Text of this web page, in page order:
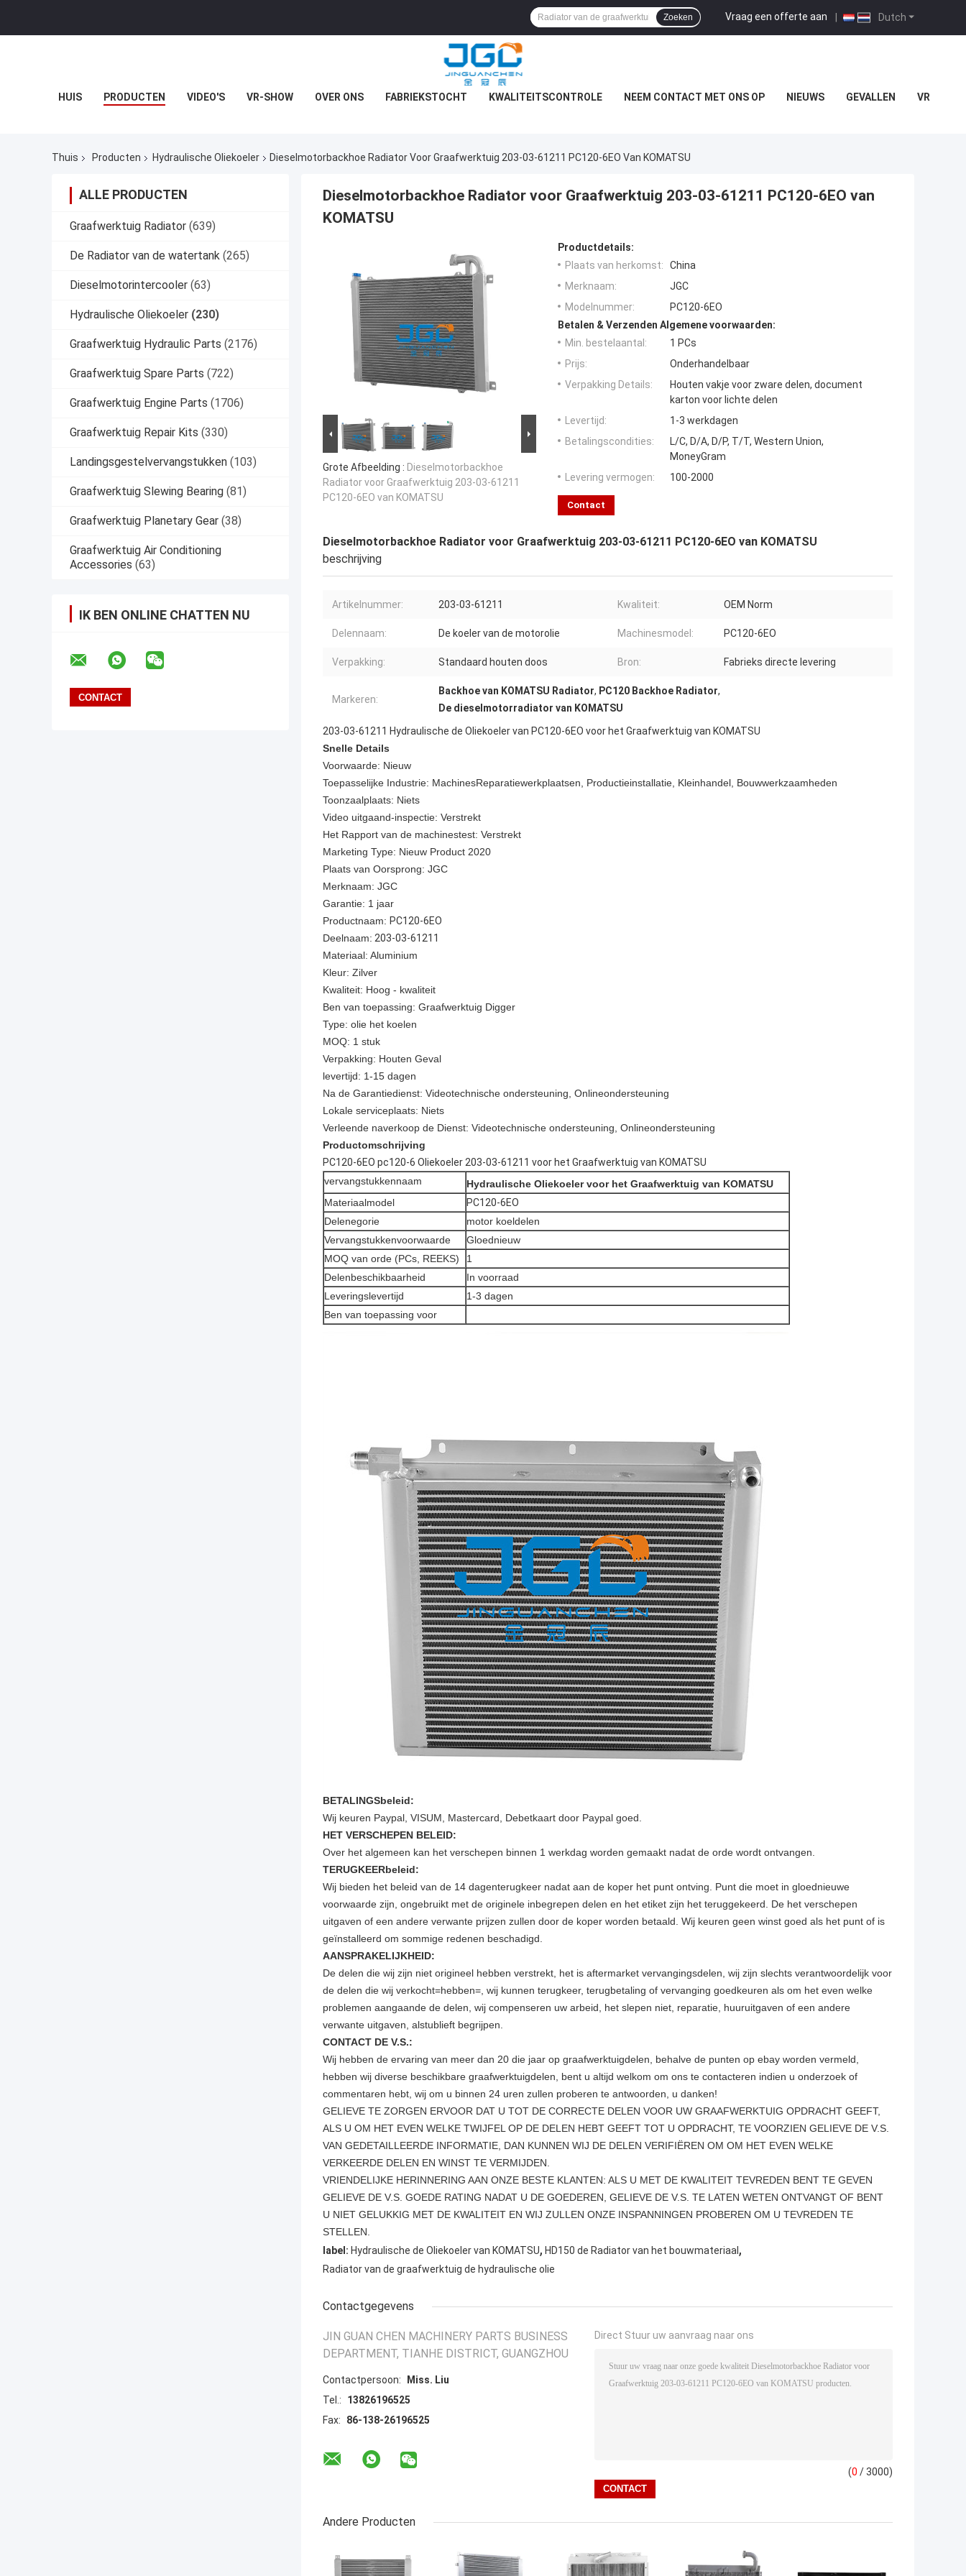
Dutch
Vraag een offerte aan |
Zoeken
HUIS PRODUCTEN VIDEO'S VR-SHOW OVER ONS FABRIEKSTOCHT KWALITEITSCONTROLE NEEM CONTACT MET ONS OP NIEUWS GEVALLEN VR
Thuis Producten Hydraulische Oliekoeler Dieselmotorbackhoe Radiator Voor Graafwerktuig 203-03-61211 PC120-6EO Van KOMATSU
ALLE PRODUCTEN
Graafwerktuig Radiator (639)
De Radiator van de watertank (265)
Dieselmotorintercooler (63)
Hydraulische Oliekoeler (230)
Graafwerktuig Hydraulic Parts (2176)
Graafwerktuig Spare Parts (722)
Graafwerktuig Engine Parts (1706)
Graafwerktuig Repair Kits (330)
Landingsgestelvervangstukken (103)
Graafwerktuig Slewing Bearing (81)
Graafwerktuig Planetary Gear (38)
Graafwerktuig Air Conditioning
Accessories (63)
IK BEN ONLINE CHATTEN NU
Dieselmotorbackhoe Radiator voor Graafwerktuig 203-03-61211 PC120-6EO van
KOMATSU
Grote Afbeelding : Dieselmotorbackhoe
Radiator voor Graafwerktuig 203-03-61211
PC120-6EO van KOMATSU
Productdetails:
Plaats van herkomst:
China
Merknaam:
JGC
Modelnummer:
PC120-6EO
Betalen & Verzenden Algemene voorwaarden:
Min. bestelaantal:
1 PCs
Prijs:
Onderhandelbaar
Verpakking Details:
Houten vakje voor zware delen, document
karton voor lichte delen
Levertijd:
1-3 werkdagen
Betalingscondities:
L/C, D/A, D/P, T/T, Western Union,
MoneyGram
Levering vermogen:
100-2000
Contact
Dieselmotorbackhoe Radiator voor Graafwerktuig 203-03-61211 PC120-6EO van KOMATSU
beschrijving
Artikelnummer: 203-03-61211 Kwaliteit: OEM Norm
Delennaam: De koeler van de motorolie Machinesmodel: PC120-6EO
Verpakking: Standaard houten doos Bron: Fabrieks directe levering
Markeren:
Backhoe van KOMATSU Radiator, PC120 Backhoe Radiator,
De dieselmotorradiator van KOMATSU
203-03-61211 Hydraulische de Oliekoeler van PC120-6EO voor het Graafwerktuig van KOMATSU
Snelle Details
Voorwaarde: Nieuw
Toepasselijke Industrie: MachinesReparatiewerkplaatsen, Productieinstallatie, Kleinhandel, Bouwwerkzaamheden
Toonzaalplaats: Niets
Video uitgaand-inspectie: Verstrekt
Het Rapport van de machinestest: Verstrekt
Marketing Type: Nieuw Product 2020
Plaats van Oorsprong: JGC
Merknaam: JGC
Garantie: 1 jaar
Productnaam: PC120-6EO
Deelnaam: 203-03-61211
Materiaal: Aluminium
Kleur: Zilver
Kwaliteit: Hoog - kwaliteit
Ben van toepassing: Graafwerktuig Digger
Type: olie het koelen
MOQ: 1 stuk
Verpakking: Houten Geval
levertijd: 1-15 dagen
Na de Garantiedienst: Videotechnische ondersteuning, Onlineondersteuning
Lokale serviceplaats: Niets
Verleende naverkoop de Dienst: Videotechnische ondersteuning, Onlineondersteuning
Productomschrijving
PC120-6EO pc120-6 Oliekoeler 203-03-61211 voor het Graafwerktuig van KOMATSU
vervangstukkennaam
Hydraulische Oliekoeler voor het Graafwerktuig van KOMATSU
Materiaalmodel
PC120-6EO
Delenegorie
motor koeldelen
Vervangstukkenvoorwaarde
Gloednieuw
MOQ van orde (PCs, REEKS)
1
Delenbeschikbaarheid
In voorraad
Leveringslevertijd
1-3 dagen
Ben van toepassing voor
BETALINGSbeleid:
Wij keuren Paypal, VISUM, Mastercard, Debetkaart door Paypal goed.
HET VERSCHEPEN BELEID:
Over het algemeen kan het verschepen binnen 1 werkdag worden gemaakt nadat de orde wordt ontvangen.
TERUGKEERbeleid:
Wij bieden het beleid van de 14 dagenterugkeer nadat aan de koper het punt ontving. Punt die moet in gloednieuwe
voorwaarde zijn, ongebruikt met de originele inbegrepen delen en het etiket zijn het teruggekeerd. De het verschepen
uitgaven of een andere verwante prijzen zullen door de koper worden betaald. Wij keuren geen winst goed als het punt of is
geïnstalleerd om sommige redenen beschadigd.
AANSPRAKELIJKHEID:
De delen die wij zijn niet origineel hebben verstrekt, het is aftermarket vervangingsdelen, wij zijn slechts verantwoordelijk voor
de delen die wij verkocht=hebben=, wij kunnen terugkeer, terugbetaling of vervanging goedkeuren als om het even welke
problemen aangaande de delen, wij compenseren uw arbeid, het slepen niet, reparatie, huuruitgaven of een andere
verwante uitgaven, alstublieft begrijpen.
CONTACT DE V.S.:
Wij hebben de ervaring van meer dan 20 die jaar op graafwerktuigdelen, behalve de punten op ebay worden vermeld,
hebben wij diverse beschikbare graafwerktuigdelen, bent u altijd welkom om ons te contacteren indien u onderzoek of
commentaren hebt, wij om u binnen 24 uren zullen proberen te antwoorden, u danken!
GELIEVE TE ZORGEN ERVOOR DAT U TOT DE CORRECTE DELEN VOOR UW GRAAFWERKTUIG OPDRACHT GEEFT,
ALS U OM HET EVEN WELKE TWIJFEL OP DE DELEN HEBT GEEFT TOT U OPDRACHT, TE VOORZIEN GELIEVE DE V.S.
VAN GEDETAILLEERDE INFORMATIE, DAN KUNNEN WIJ DE DELEN VERIFIËREN OM OM HET EVEN WELKE
VERKEERDE DELEN EN WINST TE VERMIJDEN.
VRIENDELIJKE HERINNERING AAN ONZE BESTE KLANTEN: ALS U MET DE KWALITEIT TEVREDEN BENT TE GEVEN
GELIEVE DE V.S. GOEDE RATING NADAT U DE GOEDEREN, GELIEVE DE V.S. TE LATEN WETEN ONTVANGT OF BENT
U NIET GELUKKIG MET DE KWALITEIT EN WIJ ZULLEN ONZE INSPANNINGEN PROBEREN OM U TEVREDEN TE
STELLEN.
label: Hydraulische de Oliekoeler van KOMATSU, HD150 de Radiator van het bouwmateriaal ,
Radiator van de graafwerktuig de hydraulische olie
Contactgegevens
JIN GUAN CHEN MACHINERY PARTS BUSINESS
DEPARTMENT, TIANHE DISTRICT, GUANGZHOU
Contactpersoon:
Miss. Liu
Tel.:
13826196525
Fax:
86-138-26196525
Direct Stuur uw aanvraag naar ons
(0 / 3000)
Andere Producten